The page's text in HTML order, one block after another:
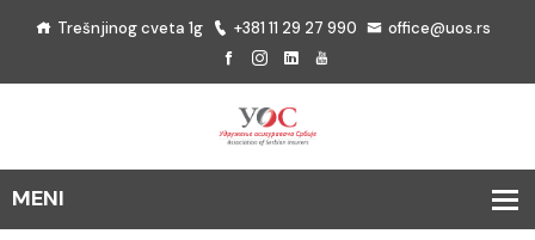
Trešnjinog cveta 1g +381 11 29 27 990 office@uos.rs